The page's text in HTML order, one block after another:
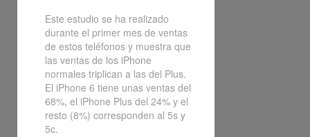
Este estudio se ha realizado
durante el primer mes de ventas
de estos teléfonos y muestra que
las ventas de los iPhone
normales triplican a las del Plus.
El iPhone 6 tiene unas ventas del
68%, el iPhone Plus del 24% y el
resto (8%) corresponden al 5s y
5c.